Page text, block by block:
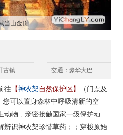
当山金顶
古镇 交通：豪华大巴
往 【神农架 自然保护区】
（门票及
可以置身森林中呼吸清新的空
动物，亲密接触国家一级保护动
辨识神农架珍惜草药；；穿梭原始